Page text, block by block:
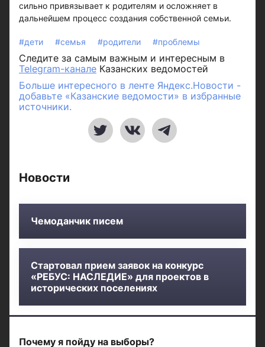
сильно привязывает к родителям и осложняет в
дальнейшем процесс создания собственной семьи.
#дети #семья #родители #проблемы
Следите за самым важным и интересным в
Telegram-канале Казанских ведомостей
Больше интересного в ленте Яндекс.Новости -
добавьте «Казанские ведомости» в избранные
источники.
Новости
Чемоданчик писем
Стартовал прием заявок на конкурс
«РЕБУС: НАСЛЕДИЕ» для проектов в
исторических поселениях
Почему я пойду на выборы?